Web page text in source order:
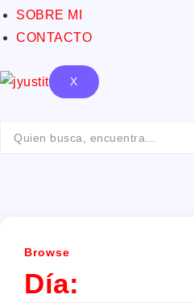
SOBRE MI
CONTACTO
X
Browse
Día: